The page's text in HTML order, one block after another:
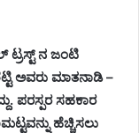
ಟ್ರಸ್ಟ್ ನ ಜಂಟಿ
ಅವರು ಮಾತನಾಡಿ –
ಪರಸ್ಪರ ಸಹಕಾರ
ಹೆಚ್ಚಿಸಲು